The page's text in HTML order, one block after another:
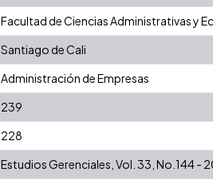
Facultad de Ciencias Administrativas y
Santiago de Cali
Administración de Empresas
239
228
Estudios Gerenciales, Vol. 33, No.144 -